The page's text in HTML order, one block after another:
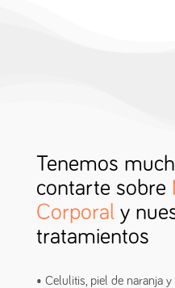
Tenemos
contarte sobre
Corporaly
tratamientos
• Celulitis, piel de naranja y